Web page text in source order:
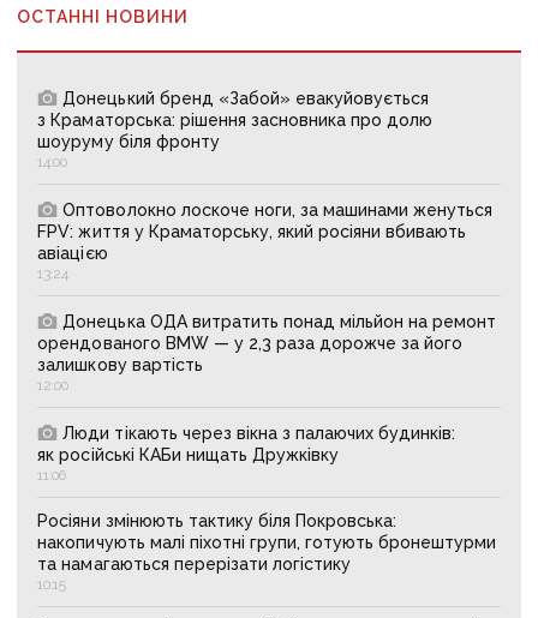
ОСТАННІ НОВИНИ
Донецький бренд «Забой» евакуйовується
з Краматорська: рішення засновника про долю
шоуруму біля фронту
14:00
Оптоволокно лоскоче ноги, за машинами женуться
FPV: життя у Краматорську, який росіяни вбивають
авіацією
13:24
Донецька ОДА витратить понад мільйон на ремонт
орендованого BMW — у 2,3 раза дорожче за його
залишкову вартість
12:00
Люди тікають через вікна з палаючих будинків:
як російські КАБи нищать Дружківку
11:06
Росіяни змінюють тактику біля Покровська:
накопичують малі піхотні групи, готують бронештурми
та намагаються перерізати логістику
10:15